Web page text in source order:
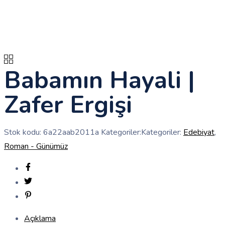
Babamın Hayali |
Zafer Ergişi
Stok kodu: 6a22aab2011a Kategoriler:Kategoriler: Edebiyat,
Roman - Günümüz
Açıklama